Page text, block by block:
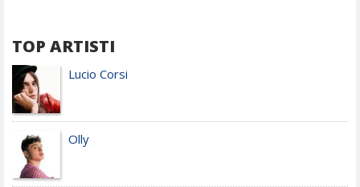
TOP ARTISTI
Lucio Corsi
Olly